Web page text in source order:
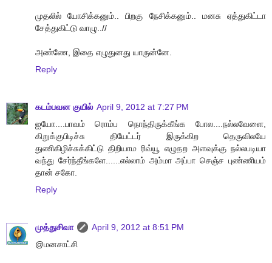
முதலில் யோசிக்கனும்.. பிறகு நேசிக்கனும்.. மனசு ஏத்துகிட்டா
சேத்துகிட்டு வாழு..//
அண்ணே, இதை எழுதுனது யாருன்னே.
Reply
கடம்பவன குயில் April 9, 2012 at 7:27 PM
ஐயோ....பாவம் ரொம்ப நொந்திருக்கீங்க போல....நல்லவேளை,
கிறுக்குபிடிச்சு தியேட்டர் இருக்கிற தெருவிலயே
துணிகிழிச்சுக்கிட்டு திறியாம ரிவ்யூ எழுதற அளவுக்கு நல்லபடியா
வந்து சேர்ந்தீங்களே......எல்லாம் அம்மா அப்பா செஞ்ச புண்ணியம்
தான் சகோ.
Reply
முத்துசிவா
April 9, 2012 at 8:51 PM
@மனசாட்சி